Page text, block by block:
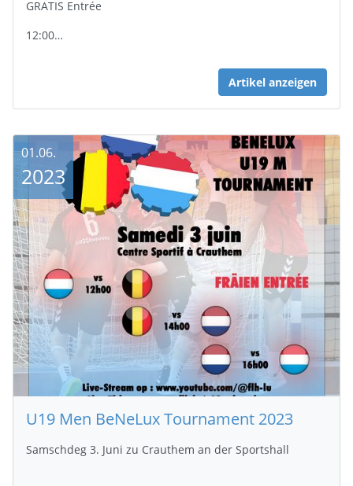
GRATIS Entrée
12:00…
Artikel anzeigen
U19 Men BeNeLux Tournament 2023
Samschdeg 3. Juni zu Crauthem an der Sportshall
01.06.
2023